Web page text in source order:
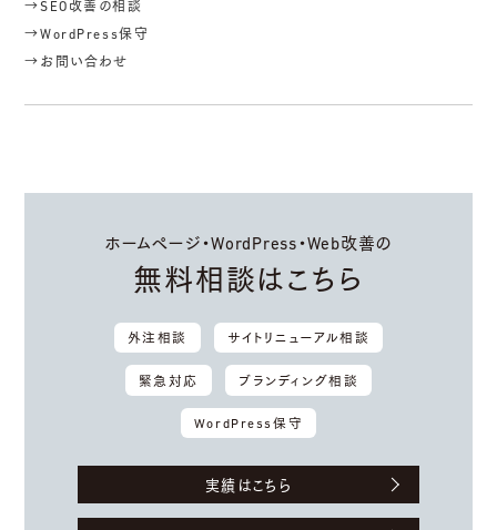
→SEO改善の相談
→WordPress保守
→お問い合わせ
ホームページ・WordPress・Web改善の
無料相談はこちら
外注相談 サイトリニューアル相談
緊急対応 ブランディング相談
WordPress保守
実績はこちら